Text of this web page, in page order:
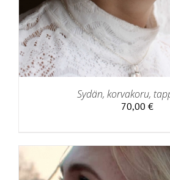
Sydän, korvakoru,
70,00 €